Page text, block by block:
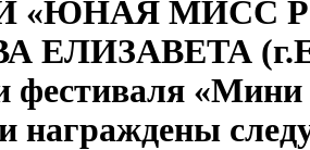
«ЮНАЯ МИСС
ЕЛИЗАВЕТА
фестиваля «Мини
награждены